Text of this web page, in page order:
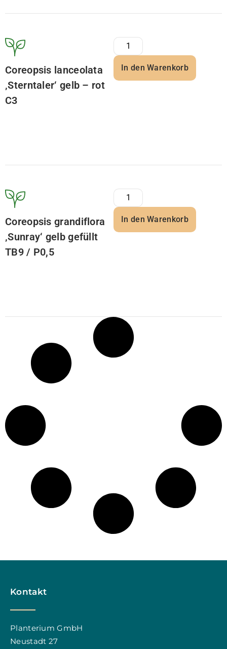
Coreopsis lanceolata
‚Sterntaler‘ gelb – rot
C3
In den Warenkorb
Coreopsis grandiflora
‚Sunray‘ gelb gefüllt
TB9 / P0,5
In den Warenkorb
Kontakt
Planterium GmbH
Neustadt 27